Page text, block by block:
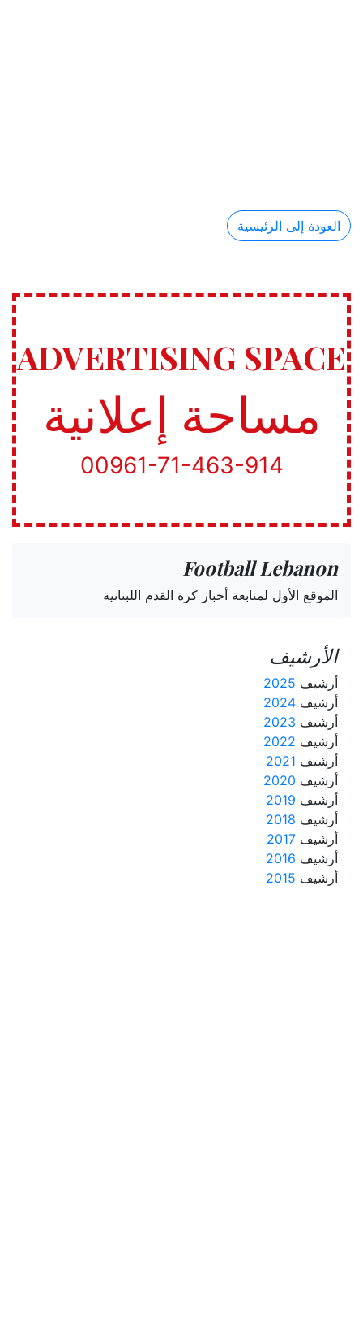
العودة إلى الرئيسية
ADVERTISING SPACE
مساحة إعلانية
00961-71-463-914
Football Lebanon
الموقع الأول لمتابعة أخبار كرة القدم اللبنانية
الأرشيف
أرشيف 2025
أرشيف 2024
أرشيف 2023
أرشيف 2022
أرشيف 2021
أرشيف 2020
أرشيف 2019
أرشيف 2018
أرشيف 2017
أرشيف 2016
أرشيف 2015